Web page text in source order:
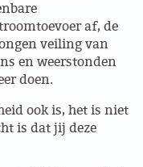
af, de
veiling van
en weerstonden
doen.
ook is, het is niet
is dat jij deze